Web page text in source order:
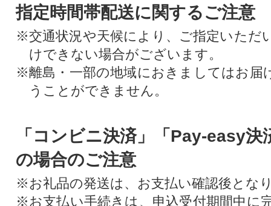
指定時間帯配送に関するご注意
※交通状況や天候により、ご指定いただ
けできない場合がございます。
※離島・一部の地域におきましてはお届
うことができません。
「コンビニ決済」「Pay-easy決
の場合のご注意
※お礼品の発送は、お支払い確認後とな
※お支払い手続きは、申込受付期間中に